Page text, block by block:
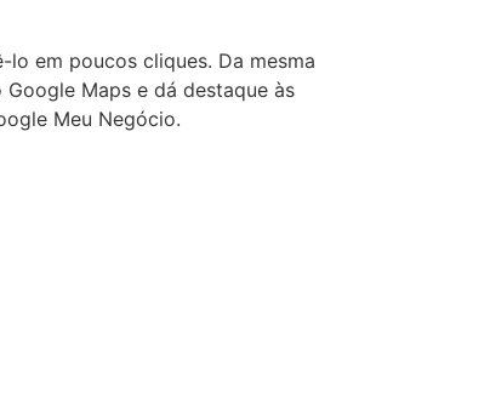
em poucos cliques. Da mesma
Maps e dá destaque às
Meu Negócio.